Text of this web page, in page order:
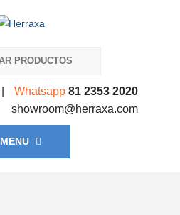
Whatsapp 81 2353 2020
showroom@herraxa.com
MENU